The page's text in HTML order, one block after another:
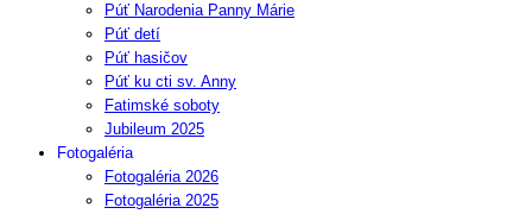
Púť Narodenia Panny Márie
Púť detí
Púť hasičov
Púť ku cti sv. Anny
Fatimské soboty
Jubileum 2025
Fotogaléria
Fotogaléria 2026
Fotogaléria 2025